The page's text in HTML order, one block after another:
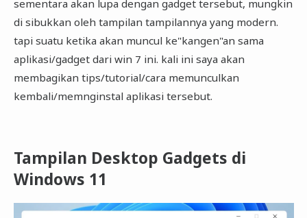
sementara akan lupa dengan gadget tersebut, mungkin
di sibukkan oleh tampilan tampilannya yang modern.
tapi suatu ketika akan muncul ke"kangen"an sama
aplikasi/gadget dari win 7 ini. kali ini saya akan
membagikan tips/tutorial/cara memunculkan
kembali/memnginstal aplikasi tersebut.
Tampilan Desktop Gadgets di
Windows 11